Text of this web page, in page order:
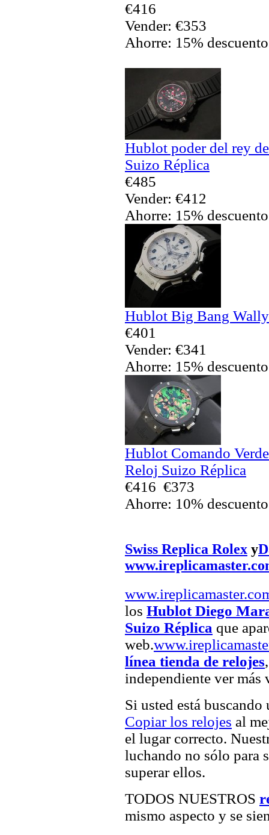
€416
Vender: €353
Ahorre: 15% descuento
Hublot poder del rey
Suizo Réplica
€485
Vender: €412
Ahorre: 15% descuento
Hublot Big Bang
€401
Vender: €341
Ahorre: 15% descuento
Hublot Comando
Reloj Suizo Réplica
€416 €373
Ahorre: 10% descuento
Swiss Replica Rolex y
los Hublot Diego
Suizo Réplica que
web.
línea tienda de relojes
independiente ver más
Si usted está
Copiar los relojes al
el lugar correcto.
luchando no sólo para
superar ellos.
TODOS NUESTROS
mismo aspecto y se